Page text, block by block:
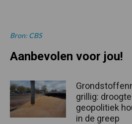
Bron: CBS
Aanbevolen voor jou!
grillig:
geopolitiek
in de greep